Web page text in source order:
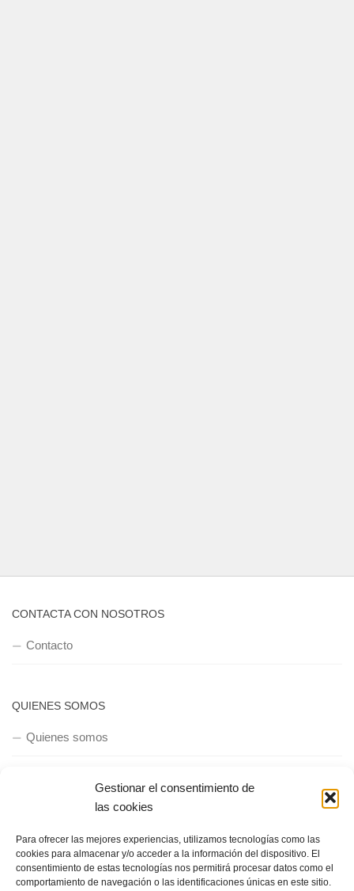
Gestionar el consentimiento de
las cookies
Para ofrecer las mejores experiencias, utilizamos tecnologías como las
cookies para almacenar y/o acceder a la información del dispositivo. El
consentimiento de estas tecnologías nos permitirá procesar datos como el
comportamiento de navegación o las identificaciones únicas en este sitio.
CONTACTA CON NOSOTROS
Contacto
QUIENES SOMOS
Quienes somos